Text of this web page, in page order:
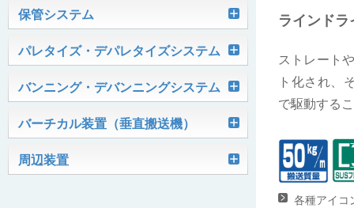
マグネット駆動コンベヤ
ジャブコン®
プラスチックベルトコンベヤ
オークラ キャリーライン®
ユニコンJr
クールコンベヤ®Ⅱ
チェーン駆動ローラコンベヤ
チェーン駆動ローラ単体
パレットコンベヤ
ローラコンベヤ
ホイールコンベヤ
フリーカーブコンベヤ
モータローラ＆コンベヤ
モータローラ単体
モータローラコンベヤ
マテハン機器
オークラホッパー
ポータブルクレーン
OKベルコン（スタンダードタイプ）
生産終了品
OKURUN® /TW300
ハイスピードソーター
ディスクソーター
アングルソーター
クロスベルトソーター（汎用タイプ）
PTIシステム
ピカトルシリーズ
HASS（ハズ）シリーズ
ピックティーチャシステム
バラピッキングロボットシステム
保管システム
Quick Shuttle®
パレタイズ・デパレタイズシステム
ロボットパレタイザ
ロボットパレタイザAi1800Ⅱ-C
ロボットパレタイザAi1800Ⅱ
ビジョンパレタイズシステム
ビジョンデパレタイズシステム
バンニング・デバンニングシステム
トラックローダ「TL-2P」
伸縮ベルトコンベヤ
バーチカル装置（垂直搬送機）
ミニパーフェ® / VCS-Z
周辺装置
ラインド
ストレート
ト化され、
で駆動する
各種アイコ